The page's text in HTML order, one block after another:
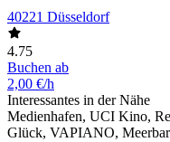
40221 Düsseldorf
4.75
Buchen ab
2,00 €/h
Interessantes in der Nähe
Medienhafen, UCI Kino,
Glück, VAPIANO, Meerbar